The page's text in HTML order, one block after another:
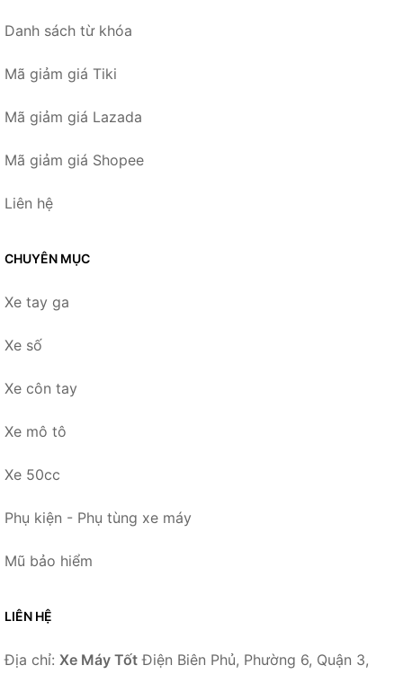
Danh sách từ khóa
Mã giảm giá Tiki
Mã giảm giá Lazada
Mã giảm giá Shopee
Liên hệ
CHUYÊN MỤC
Xe tay ga
Xe số
Xe côn tay
Xe mô tô
Xe 50cc
Phụ kiện - Phụ tùng xe máy
Mũ bảo hiểm
LIÊN HỆ
Địa chỉ: Xe Máy Tốt Điện Biên Phủ, Phường 6, Quận 3,